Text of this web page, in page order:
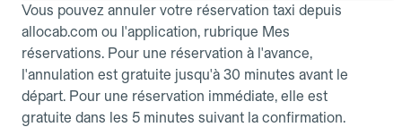
Vous pouvez annuler votre réservation taxi depuis
allocab.com ou l'application, rubrique Mes
réservations. Pour une réservation à l'avance,
l'annulation est gratuite jusqu'à 30 minutes avant le
départ. Pour une réservation immédiate, elle est
gratuite dans les 5 minutes suivant la confirmation.